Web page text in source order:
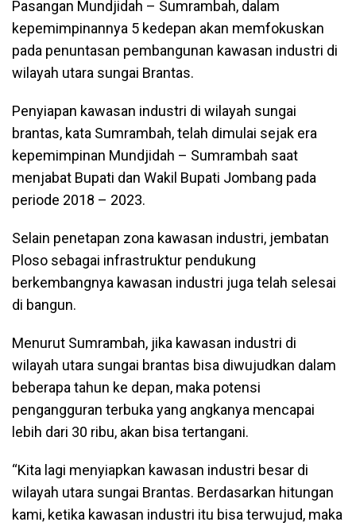
Pasangan Mundjidah – Sumrambah, dalam
kepemimpinannya 5 kedepan akan memfokuskan
pada penuntasan pembangunan kawasan industri di
wilayah utara sungai Brantas.
Penyiapan kawasan industri di wilayah sungai
brantas, kata Sumrambah, telah dimulai sejak era
kepemimpinan Mundjidah – Sumrambah saat
menjabat Bupati dan Wakil Bupati Jombang pada
periode 2018 – 2023.
Selain penetapan zona kawasan industri, jembatan
Ploso sebagai infrastruktur pendukung
berkembangnya kawasan industri juga telah selesai
di bangun.
Menurut Sumrambah, jika kawasan industri di
wilayah utara sungai brantas bisa diwujudkan dalam
beberapa tahun ke depan, maka potensi
pengangguran terbuka yang angkanya mencapai
lebih dari 30 ribu, akan bisa tertangani.
“Kita lagi menyiapkan kawasan industri besar di
wilayah utara sungai Brantas. Berdasarkan hitungan
kami, ketika kawasan industri itu bisa terwujud, maka